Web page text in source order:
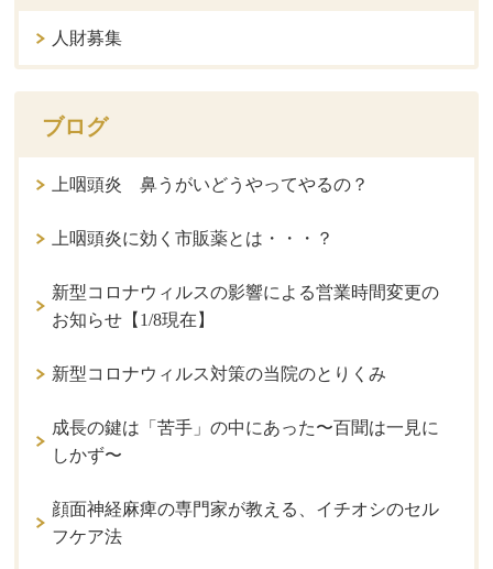
人財募集
ブログ
上咽頭炎 鼻うがいどうやってやるの？
上咽頭炎に効く市販薬とは・・・？
新型コロナウィルスの影響による営業時間変更の
お知らせ【1/8現在】
新型コロナウィルス対策の当院のとりくみ
成長の鍵は「苦手」の中にあった〜百聞は一見に
しかず〜
顔面神経麻痺の専門家が教える、イチオシのセル
フケア法